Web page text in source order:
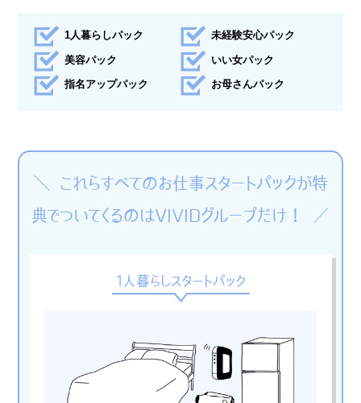
› 連絡先交換、同伴アフター 一切なし！
› 出戻り大歓迎
› 出稼ぎ特典
› お友達紹介キャンペーン
› 衣装・ドレス・靴 無料貸出しOK!
› お酒が飲めなくてもOK
› お給料日払い 即日払いOK!
› 個人ロッカーキレイな更衣室完備
1人暮らしパック 未経験安心パック
美容パック いい女パック
指名アップパック お母さんパック
＼ これらすべてのお仕事スタートパックが特
典でついてくるのはVIVIDグループだけ！ ／
1人暮らしスタートパック